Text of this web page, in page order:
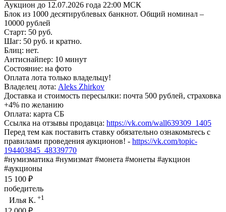
Аукцион до 12.07.2026 года 22:00 МСК
Блок из 1000 десятирублевых банкнот. Общий номинал –
10000 рублей
Старт: 50 руб.
Шаг: 50 руб. и кратно.
Блиц: нет.
Антиснайпер: 10 минут
Состояние: на фото
Оплата лота только владельцу!
Владелец лота: Aleks Zhirkov
Доставка и стоимость пересылки: почта 500 рублей, страховка
+4% по желанию
Оплата: карта СБ
Ссылка на отзывы продавца: https://vk.com/wall639309_1405
Перед тем как поставить ставку обязательно ознакомьтесь с
правилами проведения аукционов! - https://vk.com/topic-
194403845_48339770
#нумизматика #нумизмат #монета #монеты #аукцион
#аукционы
15 100 ₽
победитель
Илья К. +1